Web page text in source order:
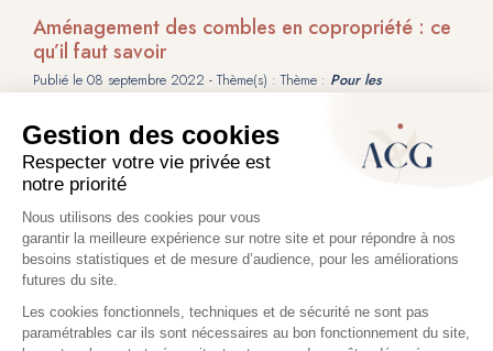
Aménagement des combles en copropriété : ce
qu’il faut savoir
Publié le 08 septembre 2022 - Thème(s) : Thème : Pour les
Vous êtes copropriétaire d’un immeuble et vous envisagez d’aménager les
combles de votre appartement ? Il convient de se poser les bonnes
questions avant de passer à l’acte.